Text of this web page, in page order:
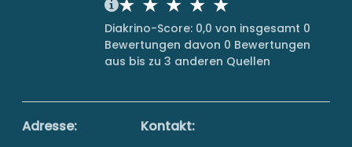
Diakrino-Score: 0,0 von insgesamt 0
Bewertungen davon 0 Bewertungen
aus bis zu 3 anderen Quellen
Adresse: Kontakt: